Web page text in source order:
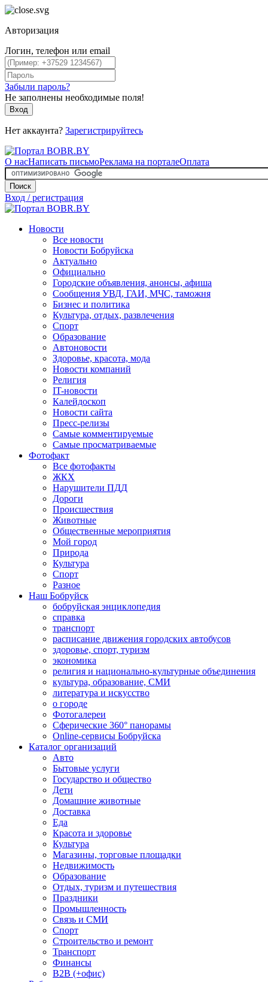
Авторизация
Логин, телефон или email
Забыли пароль?
Не заполнены необходимые поля!
Вход
Нет аккаунта? Зарегистрируйтесь
О насНаписать письмоРеклама на порталеОплата
Поиск
Вход / регистрация
Новости
Все новости
Новости Бобруйска
Актуально
Официально
Городские объявления, анонсы, афиша
Сообщения УВД, ГАИ, МЧС, таможня
Бизнес и политика
Культура, отдых, развлечения
Спорт
Образование
Автоновости
Здоровье, красота, мода
Новости компаний
Религия
IT-новости
Калейдоскоп
Новости сайта
Пресс-релизы
Самые комментируемые
Самые просматриваемые
Фотофакт
Все фотофакты
ЖКХ
Нарушители ПДД
Дороги
Происшествия
Животные
Общественные мероприятия
Мой город
Природа
Культура
Спорт
Разное
Наш Бобруйск
бобруйская энциклопедия
справка
транспорт
расписание движения городских автобусов
здоровье, спорт, туризм
экономика
религия и национально-культурные объединения
культура, образование, СМИ
литература и искусство
о городе
Фотогалереи
Сферические 360° панорамы
Online-сервисы Бобруйска
Каталог организаций
Авто
Бытовые услуги
Государство и общество
Дети
Домашние животные
Доставка
Еда
Красота и здоровье
Культура
Магазины, торговые площадки
Недвижимость
Образование
Отдых, туризм и путешествия
Праздники
Промышленность
Связь и СМИ
Спорт
Строительство и ремонт
Транспорт
Финансы
B2B (+офис)